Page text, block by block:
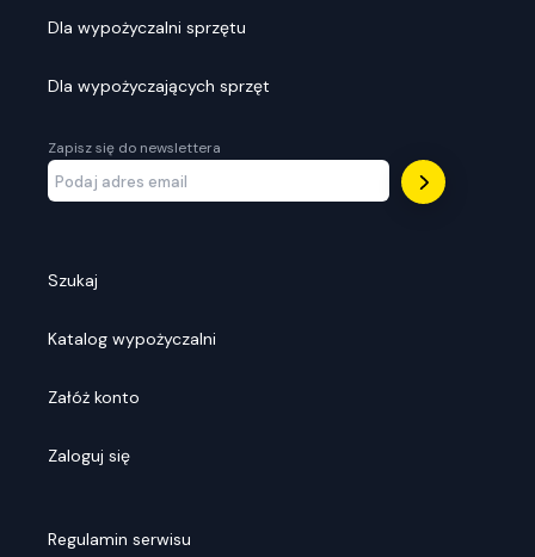
Dla wypożyczalni sprzętu
Dla wypożyczających sprzęt
Zapisz się do newslettera
Szukaj
Katalog wypożyczalni
Załóż konto
Zaloguj się
Regulamin serwisu